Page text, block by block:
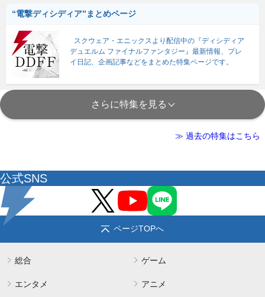
“電撃ディシディア”まとめページ
スクウェア・エニックスより配信中の『ディシディア
デュエルム ファイナルファンタジー』最新情報、プレ
イ日記、企画記事などをまとめた特集ページです。
さらに特集を見る
≫ 過去の特集はこちら
公式SNS
ページTOPへ
総合 ゲーム
エンタメ アニメ